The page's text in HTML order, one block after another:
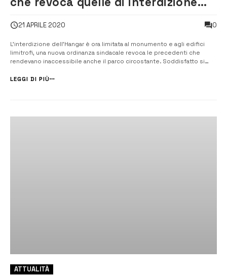
21 APRILE 2020 0
L’interdizione dell’Hangar è ora limitata al monumento e agli edifici
limitrofi, una nuova ordinanza sindacale revoca le precedenti che
rendevano inaccessibile anche il parco circostante. Soddisfatto si
che questo sia un primo passo verso la riapertura alla pubblica
LEGGI DI PIÙ
ATTUALITÀ